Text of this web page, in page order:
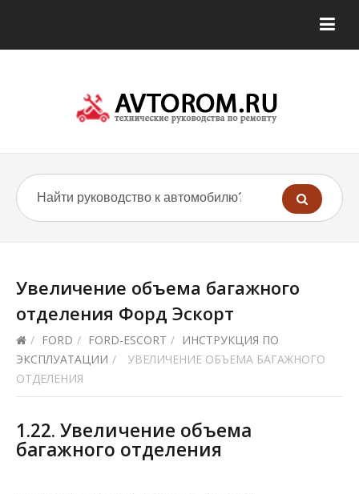
Увеличение объема багажного
отделения Форд Эскорт
/ FORD / FORD-ESCORT / ИНСТРУКЦИЯ ПО
ЭКСПЛУАТАЦИИ /
УВЕЛИЧЕНИЕ ОБЪЕМА БАГАЖНОГО
ОТДЕЛЕНИЯ
1.22. Увеличение объема
багажного отделения